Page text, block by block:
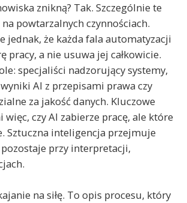
znikną? Tak. Szczególnie te
na powtarzalnych czynnościach.
jednak, że każda fala automatyzacji
pracy, a nie usuwa jej całkowicie.
specjaliści nadzorujący systemy,
wyniki AI z przepisami prawa czy
za jakość danych. Kluczowe
czy AI zabierze pracę, ale które
Sztuczna inteligencja przejmuje
pozostaje przy interpretacji,
na siłę. To opis procesu, który